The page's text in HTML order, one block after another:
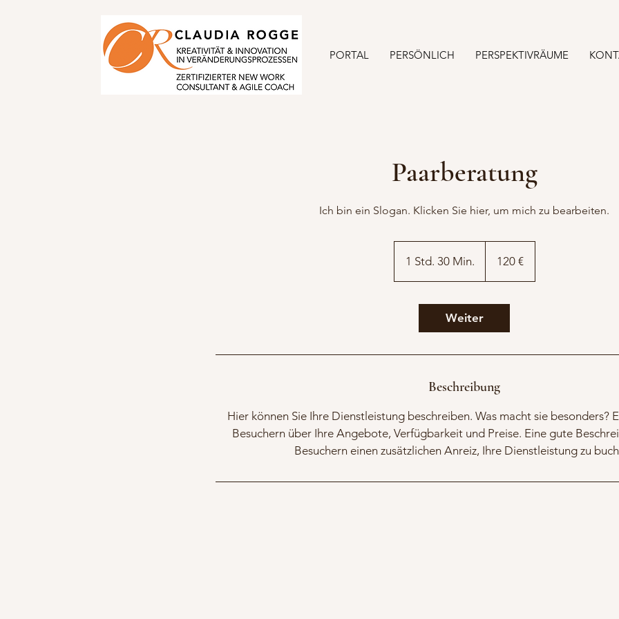
PORTAL PERSÖNLICH PERSPEKTIVRÄUME
Paarberatung
Ich bin ein Slogan. Klicken Sie hier, um mich zu bearbeiten.
1 Std. 30 Min.
S
d
3
i
.
120 €
Weiter
Beschreibung
Hier können Sie Ihre Dienstleistung beschreiben. Was macht sie besonders?
Besuchern über Ihre Angebote, Verfügbarkeit und Preise. Eine gute
Besuchern einen zusätzlichen Anreiz, Ihre Dienstleistung zu